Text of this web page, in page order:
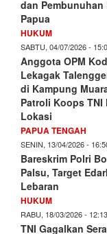
dan
Papua
HUKUM
SABTU, 04/07/2026 -
Anggota OPM
Lekagak
di Kampung
Patroli Koops TNI
Lokasi
PAPUA TENGAH
SENIN, 13/04/2026 -
Bareskrim Polri
Palsu, Target
Lebaran
HUKUM
RABU, 18/03/2026 - 12:13
TNI Gagalkan